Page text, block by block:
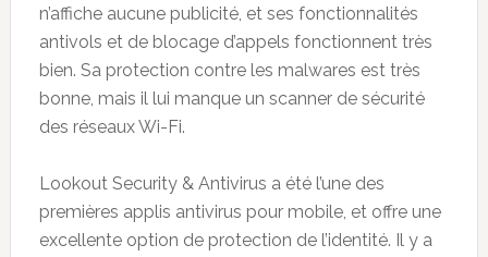
n’affiche aucune publicité, et ses fonctionnalités
antivols et de blocage d’appels fonctionnent très
bien. Sa protection contre les malwares est très
bonne, mais il lui manque un scanner de sécurité
des réseaux Wi-Fi.
Lookout Security & Antivirus a été l’une des
premières applis antivirus pour mobile, et offre une
excellente option de protection de l’identité. Il y a